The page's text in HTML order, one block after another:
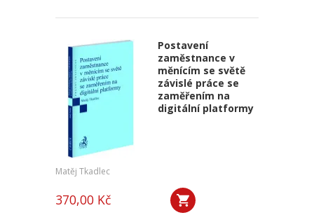
Postavení
zaměstnance v
měnícím se světě
závislé práce se
zaměřením na
digitální platformy
Matěj Tkadlec
370,00 Kč